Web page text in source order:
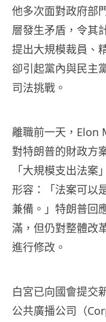
他多次面對政府部
層發生矛盾，令其
提出大規模裁員、
卻引起黨內與民主
司法挑戰。
離職前一天，Elon
對特朗普的財政方
「大規模支出法
形容：「法案可以
兼備。」特朗普回
滿，但仍對整體改
進行修改。
白宮已向國會提交
公共廣播公司（